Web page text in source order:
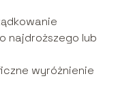
najdroższego lub
wyróżnienie